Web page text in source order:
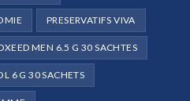
PRESERVATIFS VIVA
MEN 6.5 G 30 SACHTES
6 G 30 SACHETS